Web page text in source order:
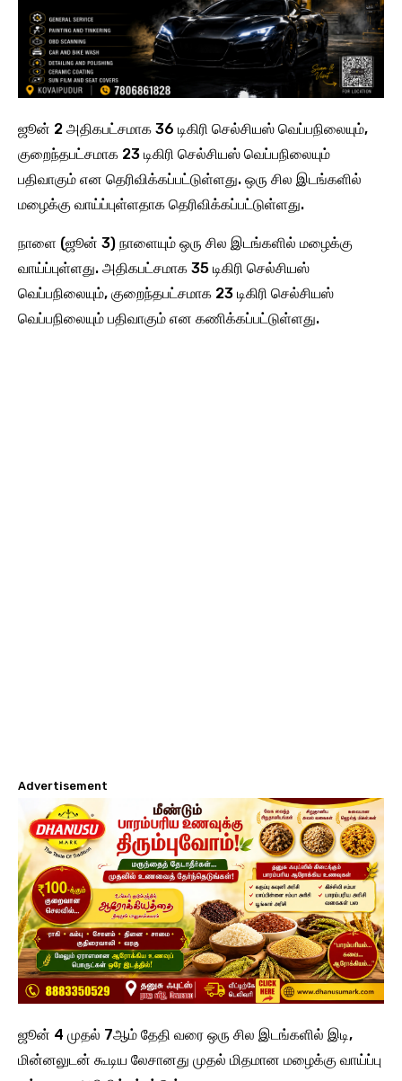
ஜூன் 2 அதிகபட்சமாக 36 டிகிரி செல்சியஸ் வெப்பநிலையும்,
குறைந்தபட்சமாக 23 டிகிரி செல்சியஸ் வெப்பநிலையும்
பதிவாகும் என தெரிவிக்கப்பட்டுள்ளது. ஒரு சில இடங்களில்
மழைக்கு வாய்ப்புள்ளதாக தெரிவிக்கப்பட்டுள்ளது.
நாளை (ஜூன் 3) நாளையும் ஒரு சில இடங்களில் மழைக்கு
வாய்ப்புள்ளது. அதிகபட்சமாக 35 டிகிரி செல்சியஸ்
வெப்பநிலையும், குறைந்தபட்சமாக 23 டிகிரி செல்சியஸ்
வெப்பநிலையும் பதிவாகும் என கணிக்கப்பட்டுள்ளது.
Advertisement
ஜூன் 4 முதல் 7ஆம் தேதி வரை ஒரு சில இடங்களில் இடி,
மின்னலுடன் கூடிய லேசானது முதல் மிதமான மழைக்கு வாய்ப்பு